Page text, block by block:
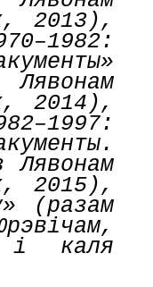
2013),
2014),
Лявонам
2015),
(разам
і каля